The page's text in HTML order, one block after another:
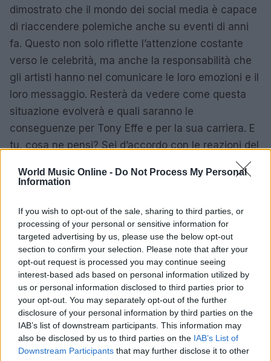
World Music Online - Do Not Process My Personal
Information
If you wish to opt-out of the sale, sharing to third parties, or
processing of your personal or sensitive information for
targeted advertising by us, please use the below opt-out
section to confirm your selection. Please note that after your
opt-out request is processed you may continue seeing
interest-based ads based on personal information utilized by
us or personal information disclosed to third parties prior to
your opt-out. You may separately opt-out of the further
disclosure of your personal information by third parties on the
IAB’s list of downstream participants. This information may
also be disclosed by us to third parties on the IAB’s List of
Downstream Participants that may further disclose it to other
dimostrato che il mondo dei social media è capace
di riaccendere polemiche anche su eventi di anni
fa. Questo non solo riflette l’attenzione costante
verso le celebrità, ma anche la responsabilità che
gli artisti hanno nel comunicare le loro emozioni e il
loro messaggio. Resterà da vedere come questa
situazione evolverà e quali saranno le
conseguenze per Tony Effe e per la sua carriera. E
tu, cosa ne pensi? Sei d’accordo con le reazioni del